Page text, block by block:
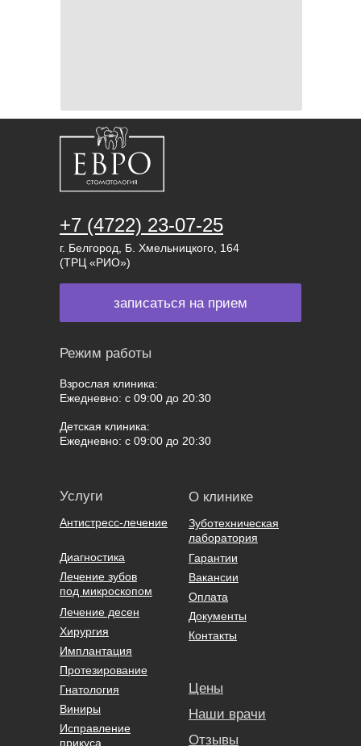
Взрослая клиника:
Ежедневно: с 09:00 до 20:30
Детская клиника:
Ежедневно: с 09:00 до 20:30
Режим работы
г. Белгород, Б. Хмельницкого, 164
(ТРЦ «РИО»)
+7 (4722) 23-07-25
записаться на прием
Антистресс-лечение
Диагностика
Лечение зубов
под микроскопом
Лечение десен
Хирургия
Имплантация
Протезирование
Гнатология
Исправление
прикуса
Виниры
Услуги
Зуботехническая
лаборатория
Гарантии
Вакансии
Оплата
Документы
О клинике
Цены
Наши врачи
Отзывы
Контакты